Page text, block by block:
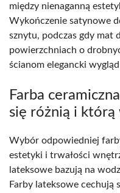
między nienaganną
Wykończenie satynowe
sznytu, podczas gdy mat
powierzchniach o
ścianom elegancki
Farba
się różnią i którą
Wybór odpowiedniej
estetyki i trwałości
lateksowe bazują na
Farby lateksowe cechują